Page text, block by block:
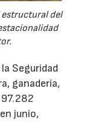
del
Seguridad
ganadería,
junio,